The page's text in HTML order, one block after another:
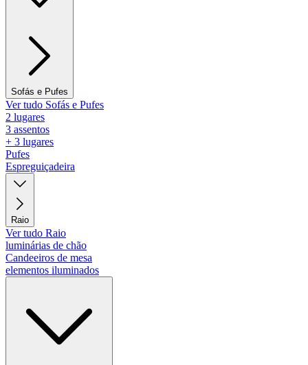
Sofás e Pufes
Ver tudo Sofás e Pufes
2 lugares
3 assentos
+ 3 lugares
Pufes
Espreguiçadeira
Raio
Ver tudo Raio
luminárias de chão
Candeeiros de mesa
elementos iluminados